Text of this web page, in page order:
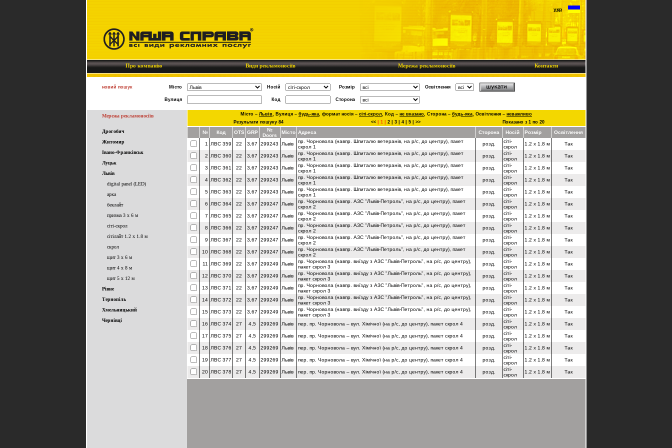
укр
Про компанію Види рекламоносіїв Мережа рекламоносіїв Контакти
новий пошук Місто Носій Розмір Освітлення
Вулиця Код Сторона
Мережа рекламоносіїв
Дрогобич
Житомир
Івано-Франківськ
Луцьк
Львів
digital panel (LED)
арка
беклайт
призма 3 x 6 м
сіті-скрол
сітілайт 1.2 x 1.8 м
скрол
щит 3 x 6 м
щит 4 x 8 м
щит 5 x 12 м
Рівне
Тернопіль
Хмельницький
Чернівці
Місто – Львів, Вулиця – будь-яка, формат носія – сіті-скрол, Код – не вказано, Сторона – будь-яка, Освітлення – неважливо
Результати пошуку 84
<< 1 2 3 4 5 >> Показано з 1 по 20
№ Код OTS GRP
№
Doors
Місто Адреса Сторона Носій Розмір Освітлення
1 ЛВС 359 22 3,67 299243 Львів
пр. Чорновола (навпр. Шпиталю ветеранів, на р/с, до центру), пакет
скрол 1
розд.
сіті-
скрол
1.2 x 1.8 м Так
2 ЛВС 360 22 3,67 299243 Львів
пр. Чорновола (навпр. Шпиталю ветеранів, на р/с, до центру), пакет
скрол 1
розд.
сіті-
скрол
1.2 x 1.8 м Так
3 ЛВС 361 22 3,67 299243 Львів
пр. Чорновола (навпр. Шпиталю ветеранів, на р/с, до центру), пакет
скрол 1
розд.
сіті-
скрол
1.2 x 1.8 м Так
4 ЛВС 362 22 3,67 299243 Львів
пр. Чорновола (навпр. Шпиталю ветеранів, на р/с, до центру), пакет
скрол 1
розд.
сіті-
скрол
1.2 x 1.8 м Так
5 ЛВС 363 22 3,67 299243 Львів
пр. Чорновола (навпр. Шпиталю ветеранів, на р/с, до центру), пакет
скрол 1
розд.
сіті-
скрол
1.2 x 1.8 м Так
6 ЛВС 364 22 3,67 299247 Львів
пр. Чорновола (навпр. АЗС "Львів-Петроль", на р/с, до центру), пакет
скрол 2
розд.
сіті-
скрол
1.2 x 1.8 м Так
7 ЛВС 365 22 3,67 299247 Львів
пр. Чорновола (навпр. АЗС "Львів-Петроль", на р/с, до центру), пакет
скрол 2
розд.
сіті-
скрол
1.2 x 1.8 м Так
8 ЛВС 366 22 3,67 299247 Львів
пр. Чорновола (навпр. АЗС "Львів-Петроль", на р/с, до центру), пакет
скрол 2
розд.
сіті-
скрол
1.2 x 1.8 м Так
9 ЛВС 367 22 3,67 299247 Львів
пр. Чорновола (навпр. АЗС "Львів-Петроль", на р/с, до центру), пакет
скрол 2
розд.
сіті-
скрол
1.2 x 1.8 м Так
10 ЛВС 368 22 3,67 299247 Львів
пр. Чорновола (навпр. АЗС "Львів-Петроль", на р/с, до центру), пакет
скрол 2
розд.
сіті-
скрол
1.2 x 1.8 м Так
11 ЛВС 369 22 3,67 299249 Львів
пр. Чорновола (навпр. виїзду з АЗС "Львів-Петроль", на р/с, до центру),
пакет скрол 3
розд.
сіті-
скрол
1.2 x 1.8 м Так
12 ЛВС 370 22 3,67 299249 Львів
пр. Чорновола (навпр. виїзду з АЗС "Львів-Петроль", на р/с, до центру),
пакет скрол 3
розд.
сіті-
скрол
1.2 x 1.8 м Так
13 ЛВС 371 22 3,67 299249 Львів
пр. Чорновола (навпр. виїзду з АЗС "Львів-Петроль", на р/с, до центру),
пакет скрол 3
розд.
сіті-
скрол
1.2 x 1.8 м Так
14 ЛВС 372 22 3,67 299249 Львів
пр. Чорновола (навпр. виїзду з АЗС "Львів-Петроль", на р/с, до центру),
пакет скрол 3
розд.
сіті-
скрол
1.2 x 1.8 м Так
15 ЛВС 373 22 3,67 299249 Львів
пр. Чорновола (навпр. виїзду з АЗС "Львів-Петроль", на р/с, до центру),
пакет скрол 3
розд.
сіті-
скрол
1.2 x 1.8 м Так
16 ЛВС 374 27 4,5 299269 Львів пер. пр. Чорновола – вул. Хімічної (на р/с, до центру), пакет скрол 4 розд.
сіті-
скрол
1.2 x 1.8 м Так
17 ЛВС 375 27 4,5 299269 Львів пер. пр. Чорновола – вул. Хімічної (на р/с, до центру), пакет скрол 4 розд.
сіті-
скрол
1.2 x 1.8 м Так
18 ЛВС 376 27 4,5 299269 Львів пер. пр. Чорновола – вул. Хімічної (на р/с, до центру), пакет скрол 4 розд.
сіті-
скрол
1.2 x 1.8 м Так
19 ЛВС 377 27 4,5 299269 Львів пер. пр. Чорновола – вул. Хімічної (на р/с, до центру), пакет скрол 4 розд.
сіті-
скрол
1.2 x 1.8 м Так
20 ЛВС 378 27 4,5 299269 Львів пер. пр. Чорновола – вул. Хімічної (на р/с, до центру), пакет скрол 4 розд.
сіті-
скрол
1.2 x 1.8 м Так